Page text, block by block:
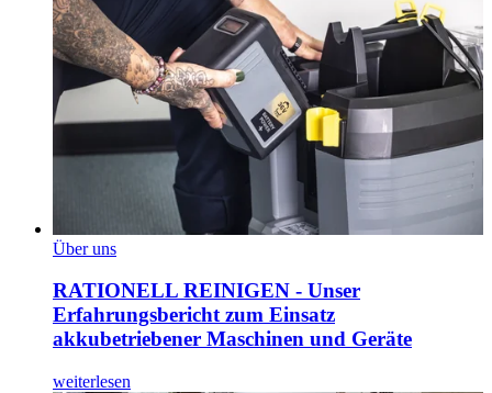
Über uns
RATIONELL REINIGEN - Unser
Erfahrungsbericht zum Einsatz
akkubetriebener Maschinen und Geräte
weiterlesen